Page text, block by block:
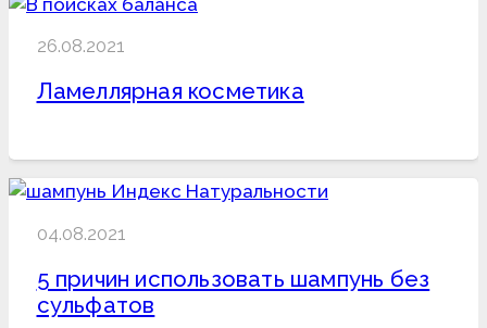
26.08.2021
Ламеллярная косметика
04.08.2021
5 причин использовать шампунь без
сульфатов